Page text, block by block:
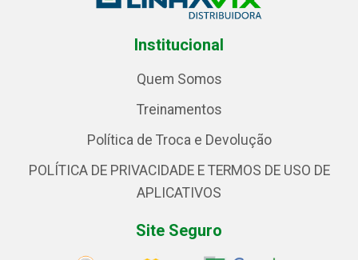
Institucional
Quem Somos
Treinamentos
Política de Troca e Devolução
POLÍTICA DE PRIVACIDADE E TERMOS DE USO DE
APLICATIVOS
Site Seguro